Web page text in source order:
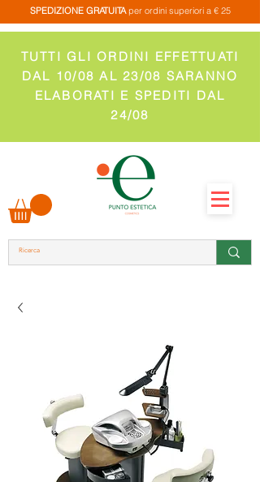
SPEDIZIONE GRATUITAper ordini superiori a € 25
TUTTI GLI ORDINI EFFETTUATI
DAL 10/08 AL 23/08 SARANNO
ELABORATI E SPEDITI DAL
24/08